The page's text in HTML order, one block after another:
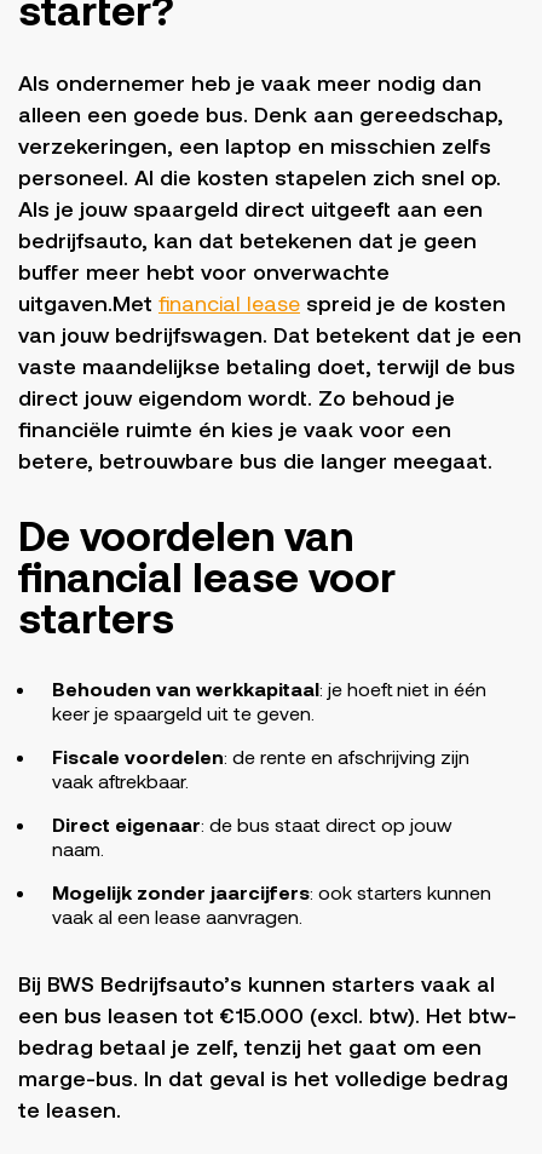
Als ondernemer heb je vaak meer nodig dan
alleen een goede bus. Denk aan gereedschap,
verzekeringen, een laptop en misschien zelfs
personeel. Al die kosten stapelen zich snel op.
Als je jouw spaargeld direct uitgeeft aan een
bedrijfsauto, kan dat betekenen dat je geen
buffer meer hebt voor onverwachte
uitgaven.Met financial lease spreid je de kosten
van jouw bedrijfswagen. Dat betekent dat je een
vaste maandelijkse betaling doet, terwijl de bus
direct jouw eigendom wordt. Zo behoud je
financiële ruimte én kies je vaak voor een
betere, betrouwbare bus die langer meegaat.
De voordelen van
financial lease voor
starters
Behouden van werkkapitaal: je hoeft niet in één
keer je spaargeld uit te geven.
Fiscale voordelen: de rente en afschrijving zijn
vaak aftrekbaar.
Direct eigenaar: de bus staat direct op jouw
naam.
Mogelijk zonder jaarcijfers: ook starters kunnen
vaak al een lease aanvragen.
Bij BWS Bedrijfsauto’s kunnen starters vaak al
een bus leasen tot €15.000 (excl. btw). Het btw-
bedrag betaal je zelf, tenzij het gaat om een
marge-bus. In dat geval is het volledige bedrag
te leasen.